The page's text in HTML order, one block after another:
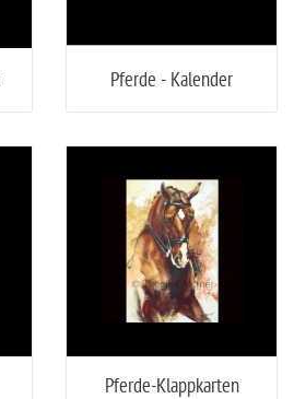
Pferde - Kalender
Pferde-Klappkarten